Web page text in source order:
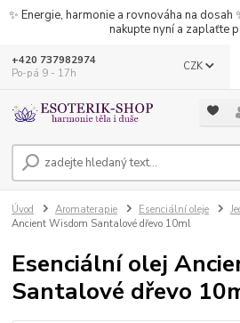
✨ Energie, harmonie a rovnováha na
nakupte nyní a zaplaťte
CZK
+420 737982974
Po-pá 9 - 17h
Úvod Aromaterapie Esenciální oleje
Ancient Wisdom Santalové dřevo 10ml
Esenciální olej
Santalové dřevo